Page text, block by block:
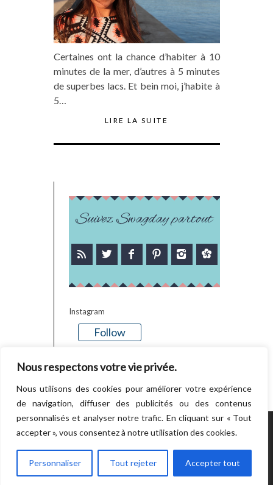
Nous respectons votre vie privée.
Nous utilisons des cookies pour améliorer votre expérience
de navigation, diffuser des publicités ou des contenus
personnalisés et analyser notre trafic. En cliquant sur « Tout
accepter », vous consentez à notre utilisation des cookies.
Personnaliser Tout rejeter Accepter tout
Certaines ont la chance d’habiter à 10
minutes de la mer, d’autres à 5 minutes
de superbes lacs. Et bein moi, j’habite à
5…
LIRE LA SUITE
Suivez Swagday partout
Instagram
Follow
POWERED BY WORDPRESS.CREATED BY
THEMESINDEP
RETOUR EN HAUT